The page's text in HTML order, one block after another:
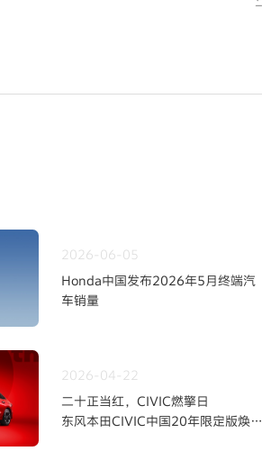
2026-06-05
Honda中国发布2026年5月终端汽
车销量
2026-04-22
二十正当红，CIVIC燃擎日
东风本田CIVIC中国20年限定版焕新